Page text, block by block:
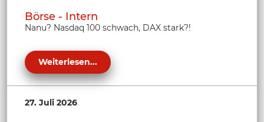
Börse - Intern
Nanu? Nasdaq 100 schwach, DAX stark?!
Weiterlesen...
27. Juli 2026